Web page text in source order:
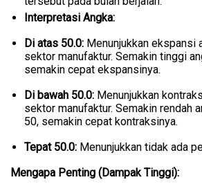
Interpretasi Angka:
Di atas 50.0: Menunjukkan ekspansi
sektor manufaktur. Semakin tinggi
semakin cepat ekspansinya.
Di bawah 50.0: Menunjukkan
sektor manufaktur. Semakin rendah
50, semakin cepat kontraksinya.
Tepat 50.0: Menunjukkan tidak ada
Mengapa Penting (Dampak Tinggi):